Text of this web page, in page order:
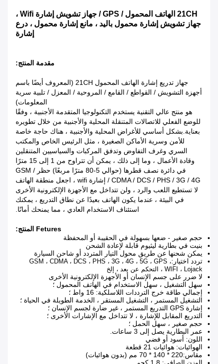
21CH الهاتف المحمول / GPS / جهاز تشويش إشارة Wifi ،
جهاز تشويش إشارة محمول باليد ، مانع إشارة محمول ، درع
إشارة
مقدمة المنتج:
جهاز تدريع إشارة الهاتف المحمول 21CH (المعروف أيضًا باسم
أجهزة التشويش / القواطع / القامع / المروحية / المعزل / تلبية سرية
المعلومات)
هو منتج عالي التقنية يستخدم التكنولوجيا المتقدمة الأجنبية ، وفقًا
للوضع الفعلي للاتصالات المتنقلة المحلية والأجنبية من خلال تطويره
بعناية.بشكل أساسي للأغراض المحلية والأجنبية ، هناك حاجة خاصة
للأمن وسرية الأماكن الصغيرة ، مثل الرئيس الخاص والمكتب
السري وغرف التفاوض وتدفق المركبات والسياسيين المتنقلين
وقادة الأعمال ، وما إلى ذلك ، يمكن أن تتراوح من 1 إلى 15 مترًا
في دائرة نصف قطرها (حوالي 5-80 مترًا مربعًا) حظر GSM /
CDMA / DCS / PHS / 3G / 4G / إشارة wifi ، اجعل منطقة الهاتف
لا تستطيع اللعب والرد ، ولن تتداخل مع الأجهزة الإلكترونية الأخرى
في البيئة ، عندما يكون الهاتف بعيدًا عن نطاق التدريع ، يمكنك
استئناف الاستخدام العادي ، مما يمنحك أمانًا.
Fetures المنتج:
حجم صغير - ضعها بسهولة في الحقيبة أو المحفظة
بنيت في بطارية ليثيوم قابلة لإعادة الشحن
يمكن شحنها عن طريق محول التيار المتردد أو شاحن السيارة
تردد اختيار:GSM ، CDMA ، DCS ، PHS ، 3G ، 4G ، 5G ، GPS ،
WIFI ، Lojack ، التحكم عن بعد ، إلخ
لا ضرر على جسم الإنسان أو الأجهزة الإلكترونية الأخرى
سهل التشغيل ، سهل الاستخدام في الهاتف المحمول ؛
إجمالي طاقة خرج الترددات اللاسلكية: 16 واط ؛
التشغيل المستمر ، التشغيل المستقر ، الخدمة الطويلة في الحياة ؛
إشارة GPS التدريع المستمر ، غير ضارة لجسم الإنسان ؛
التدريع المقابل للإشارة ، لا تتداخل مع الإشارات الأخرى ؛
حجم صغير ، سهل الحمل ؛
عمر البطارية يصل إلى 3 ساعات.
اللون: أسود أو فضي
الهوائيات: هوائيات 21 قطعة
مقاس:220 * 140 * 70 مم (بدون هوائيات)